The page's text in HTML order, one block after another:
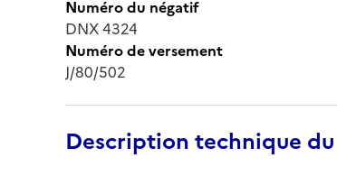
Numéro du négatif
DNX 4324
Numéro de versement
J/80/502
Description technique